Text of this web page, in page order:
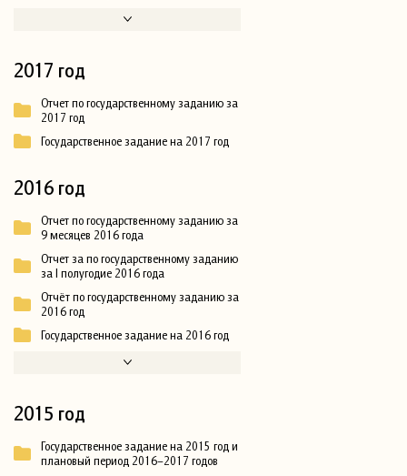
2017 год
Отчет по государственному заданию за
2017 год
Государственное задание на 2017 год
2016 год
Отчет по государственному заданию за
9 месяцев 2016 года
Отчет за по государственному заданию
за I полугодие 2016 года
Отчёт по государственному заданию за
2016 год
Государственное задание на 2016 год
2015 год
Государственное задание на 2015 год и
плановый период 2016–2017 годов